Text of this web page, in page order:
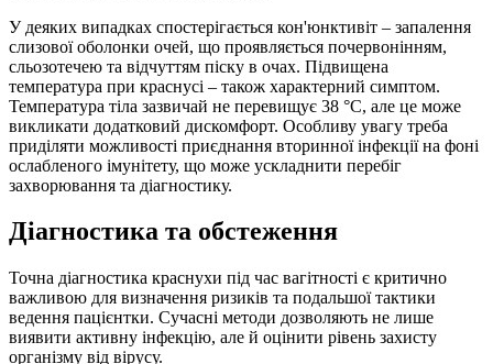
У деяких випадках спостерігається кон'юнктивіт – запалення
слизової оболонки очей, що проявляється почервонінням,
сльозотечею та відчуттям піску в очах. Підвищена
температура при краснусі – також характерний симптом.
Температура тіла зазвичай не перевищує 38 °C, але це може
викликати додатковий дискомфорт. Особливу увагу треба
приділяти можливості приєднання вторинної інфекції на фоні
ослабленого імунітету, що може ускладнити перебіг
захворювання та діагностику.
Діагностика та обстеження
Точна діагностика краснухи під час вагітності є критично
важливою для визначення ризиків та подальшої тактики
ведення пацієнтки. Сучасні методи дозволяють не лише
виявити активну інфекцію, але й оцінити рівень захисту
організму від вірусу.